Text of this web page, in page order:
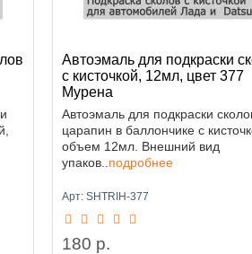
Автоэмаль для подкраски
с кисточкой, 12мл, цвет 377
Мурена
Автоэмаль для подкраски
царапин в баллончике с
объем 12мл. Внешний вид
упаков.. подробнее
Арт: SHTRIH-377
180 р.